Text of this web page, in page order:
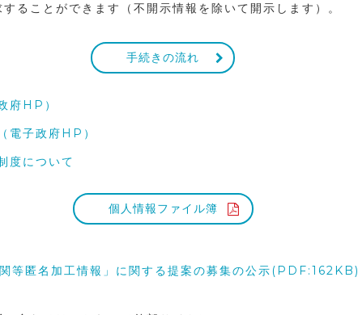
ることができます（不開示情報を除いて開示します）。
手続きの流れ
府HP）
電子政府HP）
度について
個人情報ファイル簿
関等匿名加工情報」に関する提案の募集の公示 (PDF:162KB)